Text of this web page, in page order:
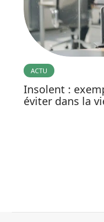
ACTU
Insolent :
éviter dans la